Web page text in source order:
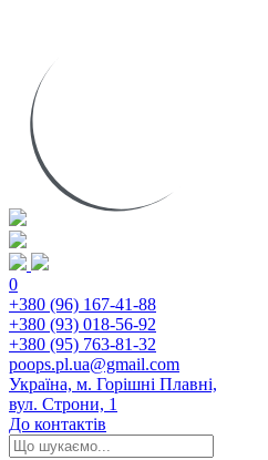
0
+380 (96) 167-41-88
+380 (93) 018-56-92
+380 (95) 763-81-32
poops.pl.ua@gmail.com
Україна, м. Горішні Плавні,
вул. Строни, 1
До контактів